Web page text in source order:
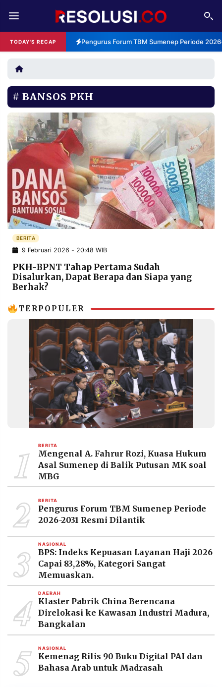
TODAY'S RECAP Pengurus Forum TBM Sumenep Periode
REDAKSI TENTANG
RESOLUSI IKLAN
RUBRIKASI
EDITORIAL AKSARA
FINANSIA PERSONA
DAERAH NASIONAL
MANCA SPORT
INFORMASI
PRIVACY
POLICY
BERITA
WARGA
INFORMASI
IKLAN
KIRIM
PENGADUAN TERM
OF
IKUTI
PRAMUDITA
Resolusi.co
-
2026
PT.
RESOLUSI
PRAMUDITA
BANSOS PKH
BERITA
9 Februari 2026 - 20:48 WIB
PKH-BPNT Tahap Pertama Sudah
Disalurkan, Dapat Berapa dan Siapa yang
Berhak?
TERPOPULER
1 BERITA
Mengenal A. Fahrur Rozi, Kuasa Hukum
Asal Sumenep di Balik Putusan MK soal
MBG
2 BERITA
Pengurus Forum TBM Sumenep Periode
2026-2031 Resmi Dilantik
3 NASIONAL
BPS: Indeks Kepuasan Layanan Haji 2026
Capai 83,28%, Kategori Sangat
Memuaskan.
4 DAERAH
Klaster Pabrik China Berencana
Direlokasi ke Kawasan Industri Madura,
Bangkalan
5 NASIONAL
Kemenag Rilis 90 Buku Digital PAI dan
Bahasa Arab untuk Madrasah